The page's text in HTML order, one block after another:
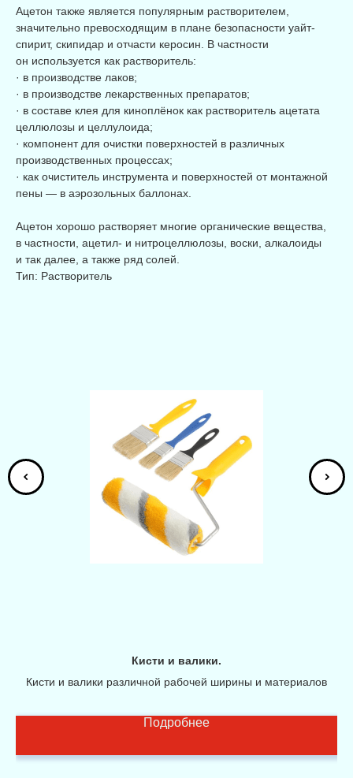
Ацетон также является популярным растворителем,
значительно превосходящим в плане безопасности уайт-
спирит, скипидар и отчасти керосин. В частности
он используется как растворитель:
· в производстве лаков;
· в производстве лекарственных препаратов;
· в составе клея для киноплёнок как растворитель ацетата
целлюлозы и целлулоида;
· компонент для очистки поверхностей в различных
производственных процессах;
· как очиститель инструмента и поверхностей от монтажной
пены — в аэрозольных баллонах.
Ацетон хорошо растворяет многие органические вещества,
в частности, ацетил- и нитроцеллюлозы, воски, алкалоиды
и так далее, а также ряд солей.
Тип: Растворитель
Кисти и валики.
Кисти и валики различной рабочей ширины и материалов
Подробнее